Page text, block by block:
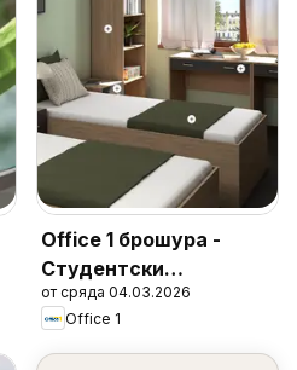
Office 1 брошура -
Студентски
общежития
от сряда 04.03.2026
Office 1